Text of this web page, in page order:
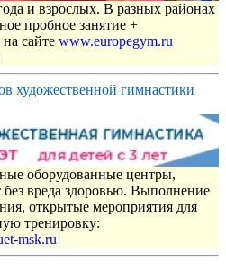
и взрослых. В разных районах
пробное занятие +
сайте www.europegym.ru
художественной гимнастики
оборудованные центры,
без вреда здоровью. Выполнение
открытые мероприятия для
тренировку:
msk.ru